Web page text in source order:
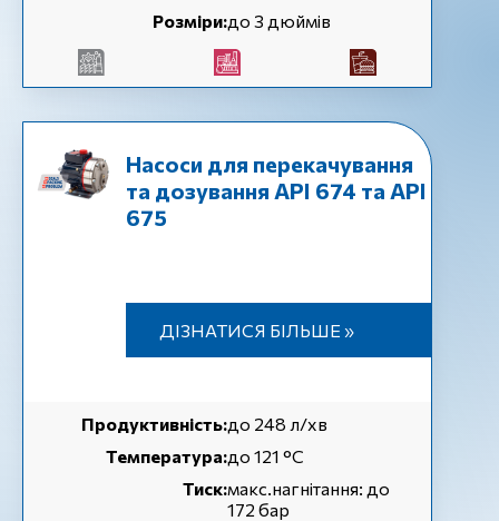
Розміри:до 3 дюймів
Насоси для перекачування
та дозування API 674 та API
675
ДІЗНАТИСЯ БІЛЬШЕ »
Продуктивність:до 248 л/хв
Температура:до 121 °С
Тиск:макс.нагнітання: до
172 бар